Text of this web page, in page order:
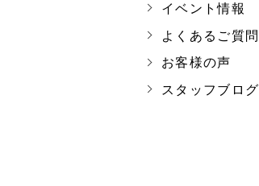
イベント情報
よくあるご質問
お客様の声
スタッフブログ